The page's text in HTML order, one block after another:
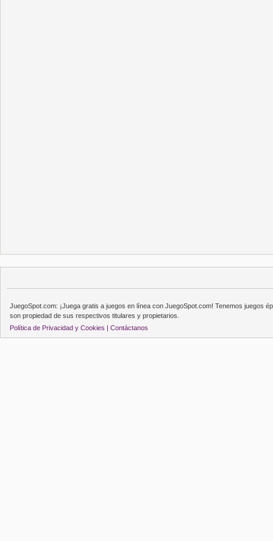
JuegoSpot.com: ¡Juega gratis a juegos en línea con JuegoSpot.com! Tenemos juegos
son propiedad de sus respectivos titulares y propietarios.
Política de Privacidad y Cookies | Contáctanos